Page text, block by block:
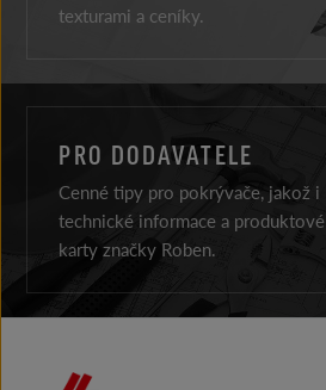
texturami a ceníky.
PRO DODAVATELE
Cenné tipy pro pokrývače, jakož i
technické informace a produktové
karty značky Roben.